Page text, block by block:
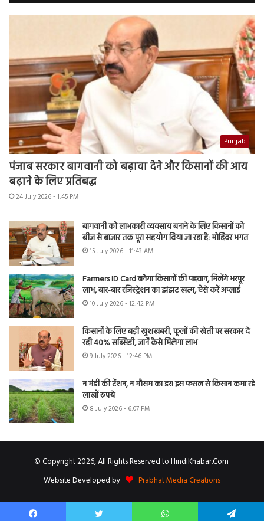
Punjab
पंजाब सरकार बागवानी को बढ़ावा देने और किसानों की आय
बढ़ाने के लिए प्रतिबद्ध
24 July 2026 - 1:45 PM
बागवानी को लाभकारी व्यवसाय बनाने के लिए किसानों को
बीज से बाजार तक पूरा सहयोग दिया जा रहा है: मोहिंदर भगत
15 July 2026 - 11:43 AM
Farmers ID Card बनेगा किसानों की पहचान, मिलेंगे भरपूर
लाभ, बार-बार रजिस्ट्रेशन का झंझट खत्म, ऐसे करें अप्लाई
10 July 2026 - 12:42 PM
किसानों के लिए बड़ी खुशखबरी, फूलों की खेती पर सरकार दे
रही 40% सब्सिडी, जानें कैसे मिलेगा लाभ
9 July 2026 - 12:46 PM
न मंडी की टेंशन, न मौसम का डर! इस फसल से किसान कमा रहे
लाखों रुपये
8 July 2026 - 6:07 PM
© Copyright 2026, All Rights Reserved to HindiKhabar.Com
Website Developed by
Prabhat Media Creations